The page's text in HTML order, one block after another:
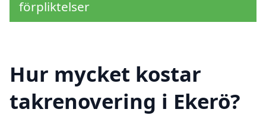
förpliktelser
Hur mycket kostar
takrenovering i Ekerö?